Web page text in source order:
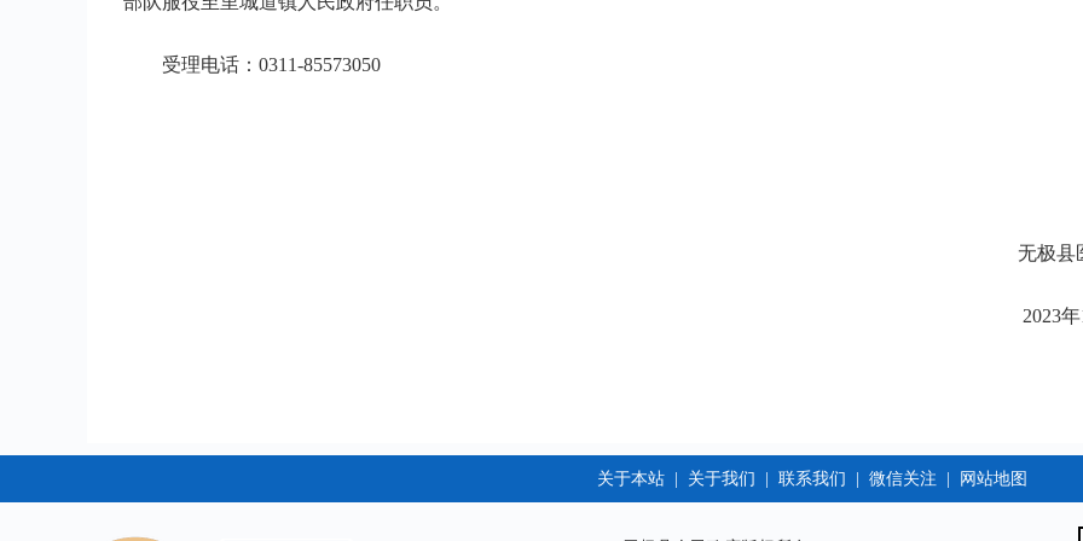
受理电话：0311-85573050
无极县医疗保障
2023年12月14